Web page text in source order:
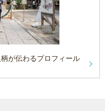
が伝わるプロフィール